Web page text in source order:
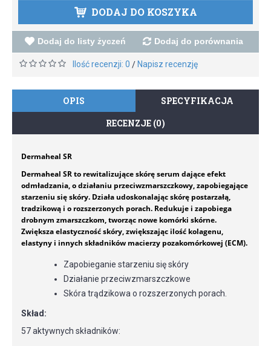
DODAJ DO KOSZYKA
Dodaj do listy życzeń Dodaj do porównania
Ilość recenzji: 0 / Napisz recenzję
OPIS
SPECYFIKACJA
RECENZJE (0)
Dermaheal SR
Dermaheal SRto rewitalizujące skórę serum dające efekt
odmładzania, o działaniu przeciwzmarszczkowy, zapobiegające
starzeniu się skóry. Działa udoskonalając skórę postarzałą,
tradzikową i o rozszerzonych porach. Redukuje i zapobiega
drobnym zmarszczkom, tworząc nowe komórki skórne.
Zwiększa elastyczność skóry, zwiększając ilość kolagenu,
elastyny i innych składników macierzy pozakomórkowej (ECM).
Zapobieganie starzeniu się skóry
Działanie przeciwzmarszczkowe
Skóra trądzikowa o rozszerzonych porach.
Skład:
57 aktywnych składników: